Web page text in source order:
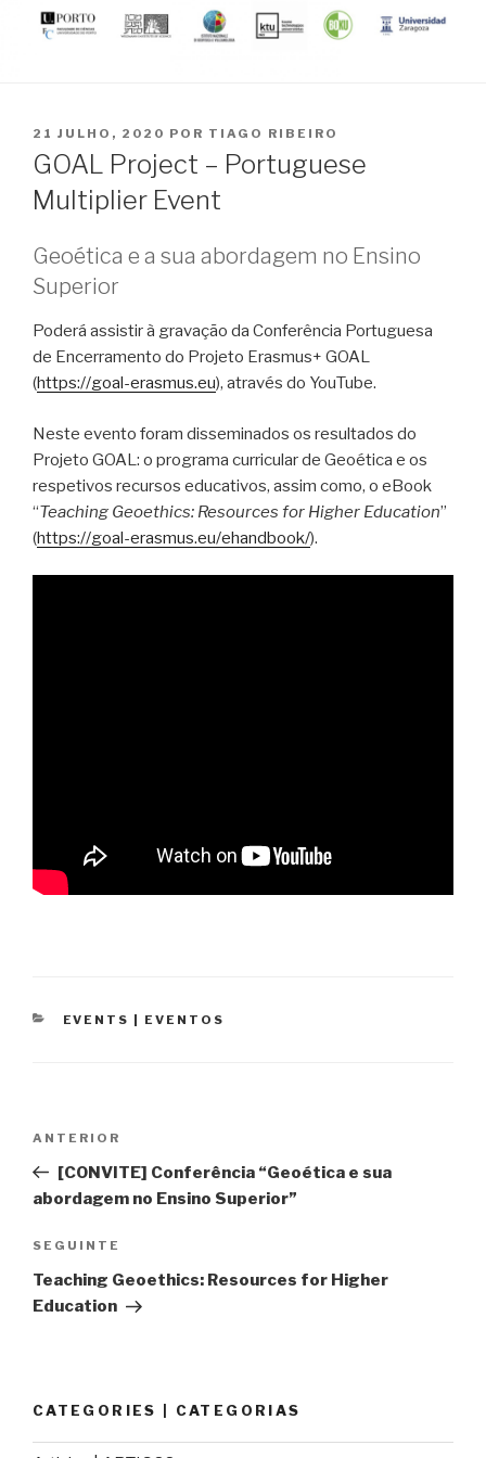
PUBLICADO
EM
21 JULHO, 2020 POR TIAGO RIBEIRO
GOAL Project – Portuguese
Multiplier Event
Geoética e a sua abordagem no Ensino
Superior
Poderá assistir à gravação da Conferência Portuguesa
de Encerramento do Projeto Erasmus+ GOAL
(https://goal-erasmus.eu), através do YouTube.
Neste evento foram disseminados os resultados do
Projeto GOAL: o programa curricular de Geoética e os
respetivos recursos educativos, assim como, o eBook
“Teaching Geoethics: Resources for Higher Education”
(https://goal-erasmus.eu/ehandbook/).
CATEGORIAS
EVENTS | EVENTOS
artigos
Conteúdo
anterior
ANTERIOR
[CONVITE] Conferência “Geoética e sua
abordagem no Ensino Superior”
Conteúdo
seguinte
SEGUINTE
Teaching Geoethics: Resources for Higher
Education
CATEGORIES | CATEGORIAS